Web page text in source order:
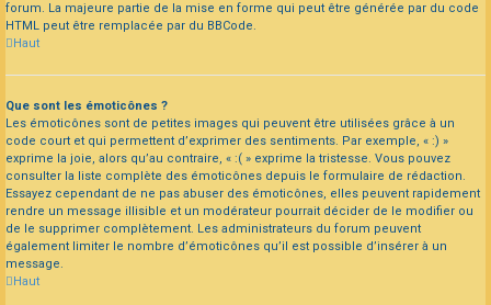
forum. La majeure partie de la mise en forme qui peut être générée par du code
HTML peut être remplacée par du BBCode.
Haut
Que sont les émoticônes ?
Les émoticônes sont de petites images qui peuvent être utilisées grâce à un
code court et qui permettent d’exprimer des sentiments. Par exemple, « :) »
exprime la joie, alors qu’au contraire, « :( » exprime la tristesse. Vous pouvez
consulter la liste complète des émoticônes depuis le formulaire de rédaction.
Essayez cependant de ne pas abuser des émoticônes, elles peuvent rapidement
rendre un message illisible et un modérateur pourrait décider de le modifier ou
de le supprimer complètement. Les administrateurs du forum peuvent
également limiter le nombre d’émoticônes qu’il est possible d’insérer à un
message.
Haut